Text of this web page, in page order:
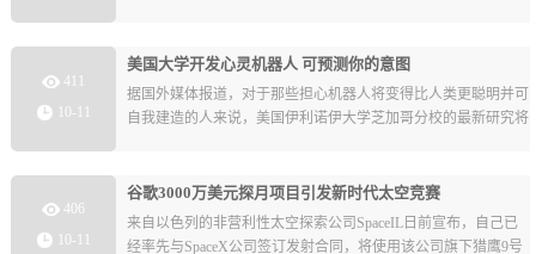
411
10-11
美国大学开发心灵机器人 可预测你的意图
据国外媒体报道，对于那些担心机器人将变得比人类更聪明并可
自我建造的人来说，美国伊利诺伊大学芝加哥分校的最新研究将
406
10-11
谷歌3000万美元探月项目引发新时代太空竞赛
来自以色列的非营利性太空探索公司SpaceIL日前宣布，自己已
经率先与SpaceX公司签订发射合同，将使用该公司旗下猎鹰9号